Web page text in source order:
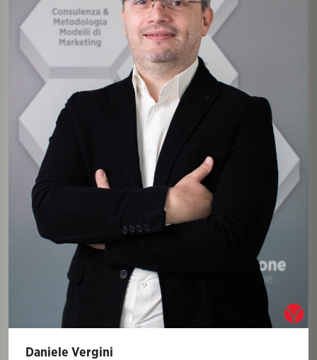
Daniele Vergini